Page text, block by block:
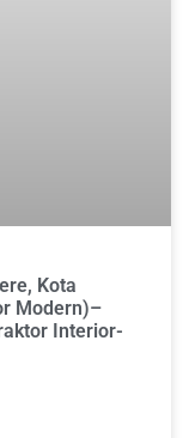
Kota
Modern)–
Interior-